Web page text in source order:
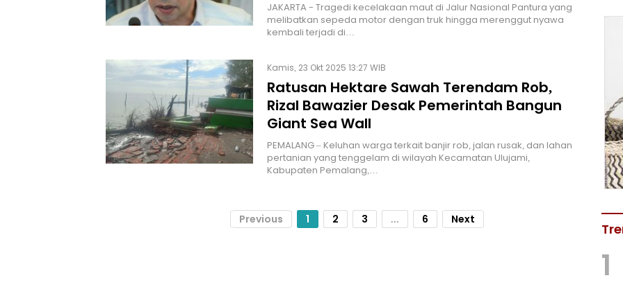
JAKARTA - Tragedi kecelakaan maut di Jalur Nasional Pantura yang
melibatkan sepeda motor dengan truk hingga merenggut nyawa
kembali terjadi di…
Kamis, 23 Okt 2025 13:27 WIB
Ratusan Hektare Sawah Terendam Rob,
Rizal Bawazier Desak Pemerintah Bangun
Giant Sea Wall
PEMALANG – Keluhan warga terkait banjir rob, jalan rusak, dan lahan
pertanian yang tenggelam di wilayah Kecamatan Ulujami,
Kabupaten Pemalang,…
Previous 1 2 3 ... 6 Next
1